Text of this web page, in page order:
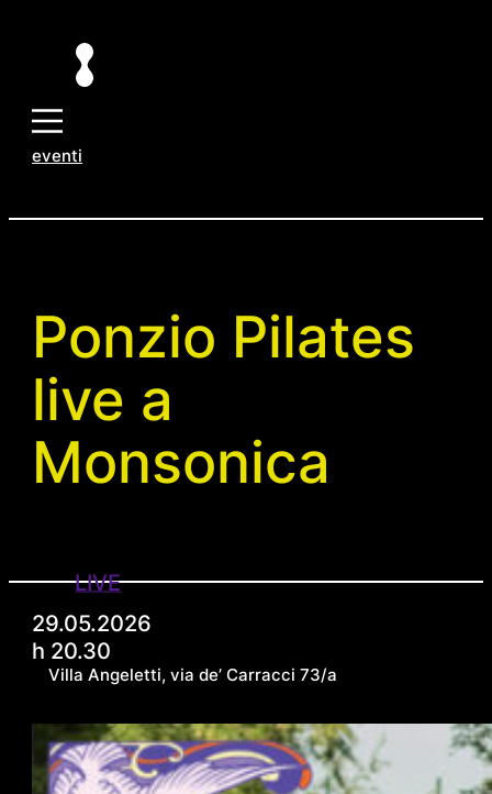
contenuto
LIVE
29.05.2026
h 20.30
Villa Angeletti, via de’ Carracci 73/a
eventi
Ponzio Pilates
live a
Monsonica